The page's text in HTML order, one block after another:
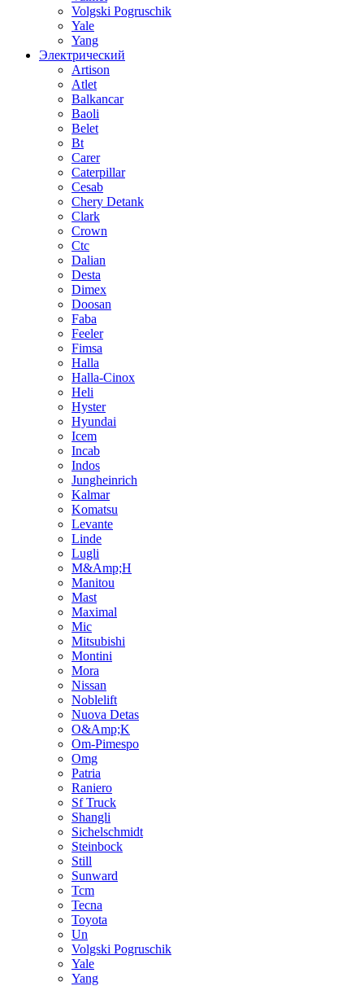
Volgski Pogruschik
Yale
Yang
Электрический
Artison
Atlet
Balkancar
Baoli
Belet
Bt
Carer
Caterpillar
Cesab
Chery Detank
Clark
Crown
Ctc
Dalian
Desta
Dimex
Doosan
Faba
Feeler
Fimsa
Halla
Halla-Cinox
Heli
Hyster
Hyundai
Icem
Incab
Indos
Jungheinrich
Kalmar
Komatsu
Levante
Linde
Lugli
M&Amp;H
Manitou
Mast
Maximal
Mic
Mitsubishi
Montini
Mora
Nissan
Noblelift
Nuova Detas
O&Amp;K
Om-Pimespo
Omg
Patria
Raniero
Sf Truck
Shangli
Sichelschmidt
Steinbock
Still
Sunward
Tcm
Tecna
Toyota
Un
Volgski Pogruschik
Yale
Yang